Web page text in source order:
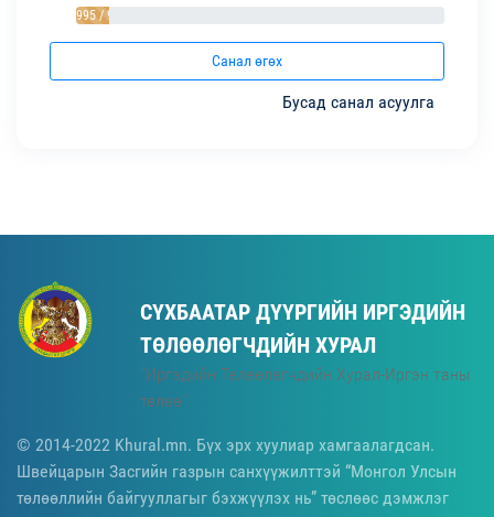
995 / 9%
Санал өгөх
Бусад санал асуулга
СҮХБААТАР ДҮҮРГИЙН ИРГЭДИЙН
ТӨЛӨӨЛӨГЧДИЙН ХУРАЛ
"Иргэдийн Төлөөлөгчдийн Хурал-Иргэн таны
төлөө"
© 2014-2022 Khural.mn. Бүх эрх хуулиар хамгаалагдсан.
Швейцарын Засгийн газрын санхүүжилттэй “Монгол Улсын
төлөөллийн байгууллагыг бэхжүүлэх нь” төслөөс дэмжлэг